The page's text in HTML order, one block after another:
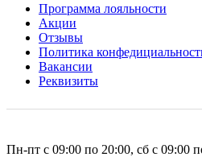
Программа лояльности
Акции
Отзывы
Политика
Вакансии
Реквизиты
Пн-пт с 09:00 по 20:00, сб с 09:00